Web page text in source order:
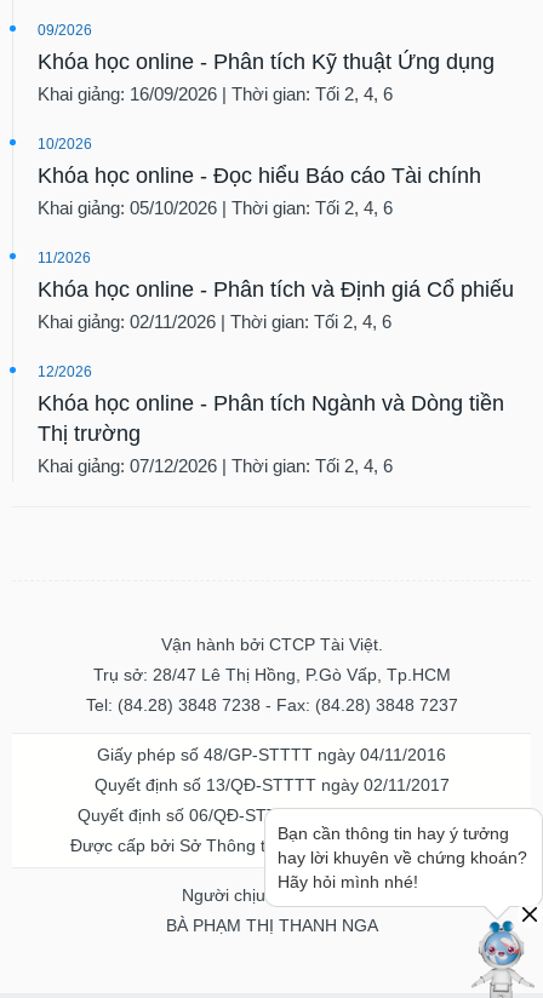
09/2026
Khóa học online - Phân tích Kỹ thuật Ứng dụng
Khai giảng: 16/09/2026 | Thời gian: Tối 2, 4, 6
10/2026
Khóa học online - Đọc hiểu Báo cáo Tài chính
Khai giảng: 05/10/2026 | Thời gian: Tối 2, 4, 6
11/2026
Khóa học online - Phân tích và Định giá Cổ phiếu
Khai giảng: 02/11/2026 | Thời gian: Tối 2, 4, 6
12/2026
Khóa học online - Phân tích Ngành và Dòng tiền
Thị trường
Khai giảng: 07/12/2026 | Thời gian: Tối 2, 4, 6
Vận hành bởi CTCP Tài Việt.
Trụ sở: 28/47 Lê Thị Hồng, P.Gò Vấp, Tp.HCM
Tel: (84.28) 3848 7238 - Fax: (84.28) 3848 7237
Giấy phép số 48/GP-STTTT ngày 04/11/2016
Quyết định số 13/QĐ-STTTT ngày 02/11/2017
Quyết định số 06/QĐ-STTTT-ICP ngày 20/07/2023
Được cấp bởi Sở Thông tin và Truyền thông TPHCM
Người chịu trách nhiệm
BÀ PHẠM THỊ THANH NGA
Bạn cần thông tin hay ý tưởng
hay lời khuyên về chứng khoán?
Hãy hỏi mình nhé!